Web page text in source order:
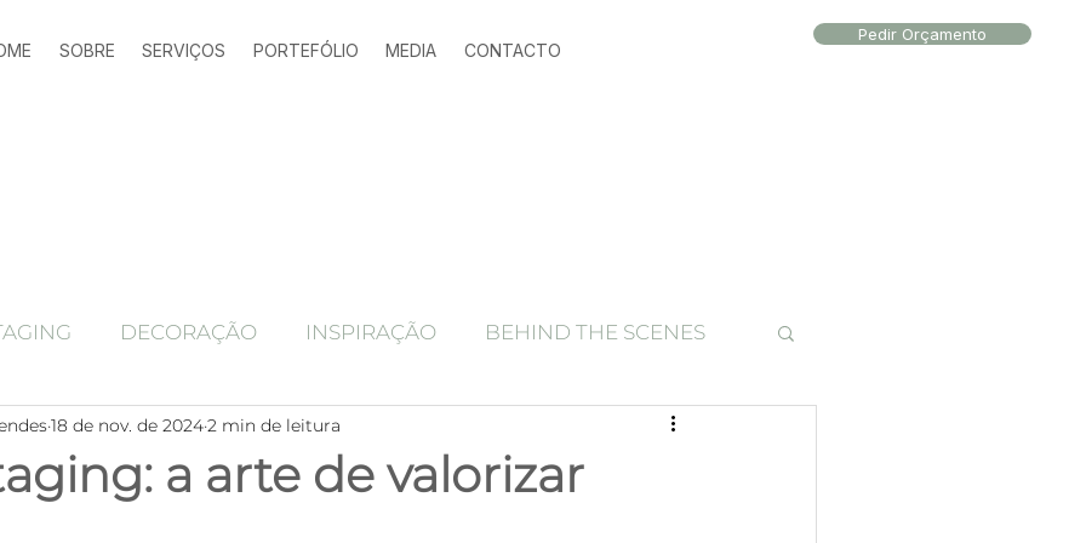
SOBRE SERVIÇOS PORTEFÓLIO MEDIA CONTACTO
Pedir Orçamento
DECORAÇÃO INSPIRAÇÃO BEHIND THE SCENES
Ferramentas marketing imobiliário
a arte de valorizar
18 de nov. de 20242 min de leitura